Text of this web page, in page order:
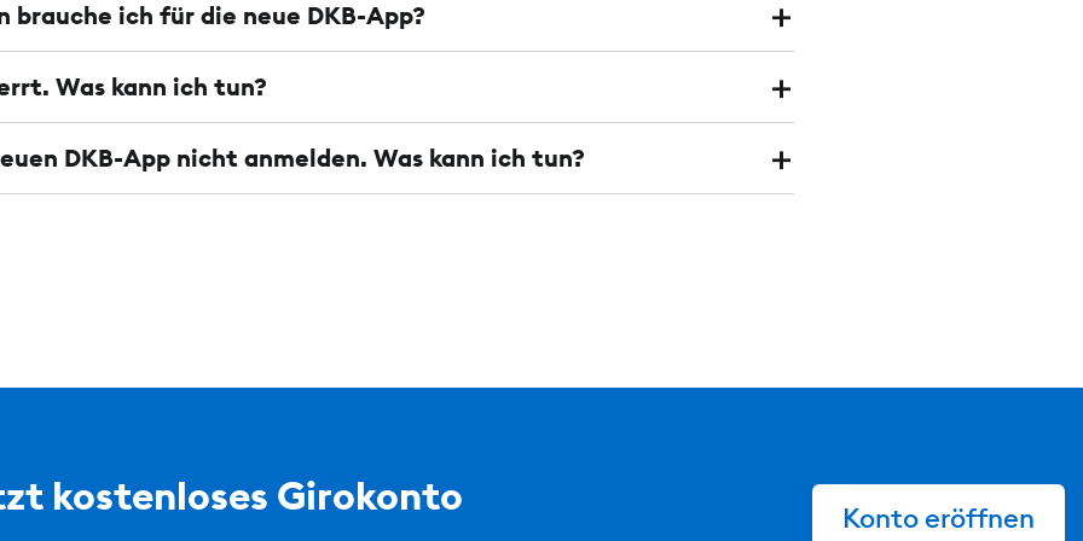
brauche ich für die neue DKB-App?
Was kann ich tun?
DKB-App nicht anmelden. Was kann ich tun?
kostenloses Girokonto Konto eröffnen